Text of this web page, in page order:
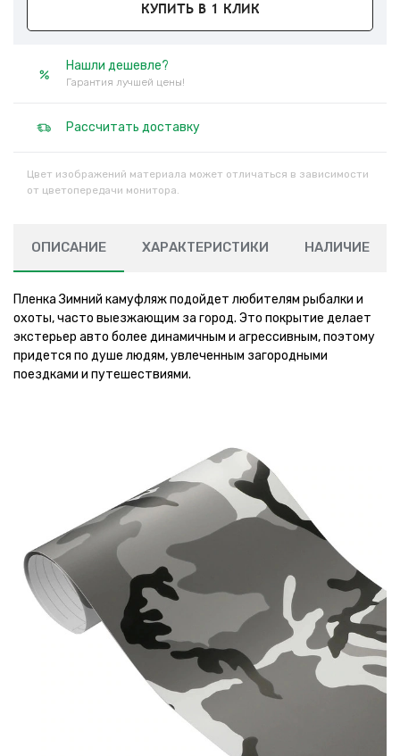
КУПИТЬ В 1 КЛИК
Нашли дешевле?
Гарантия лучшей цены!
Рассчитать доставку
Цвет изображений материала может отличаться в зависимости
от цветопередачи монитора.
ОПИСАНИЕ ХАРАКТЕРИСТИКИ НАЛИЧИЕ
Пленка Зимний камуфляж подойдет любителям рыбалки и
охоты, часто выезжающим за город. Это покрытие делает
экстерьер авто более динамичным и агрессивным, поэтому
придется по душе людям, увлеченным загородными
поездками и путешествиями.